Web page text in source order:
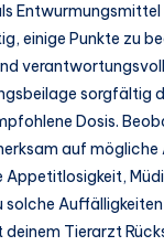
Entwurmungsmittel
einige Punkte zu
sorgfältig
Dosis.
auf mögliche
Appetitlosigkeit,
solche
Tierarzt